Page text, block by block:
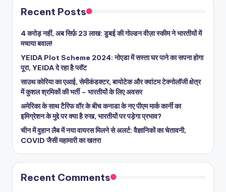
Recent Posts
4 करोड़ नहीं, अब सिर्फ़ 23 लाख: डुबई की गोल्डन वीज़ा स्कीम ने भारतीयों में
मचाया बवाल!
YEIDA Plot Scheme 2024: नोएडा में सस्ता घर पाने का सपना होगा
पूरा, YEIDA दे रहा है प्लॉट
साउथ कोरिया का एआई, सेमीकंडक्टर, बायोटेक और क्वांटम टेक्नोलॉजी क्षेत्र
में कुशल श्रमिकों की भर्ती – भारतीयों के लिए अवसर
अमेरिका के साथ टैरिफ वॉर के बीच कनाडा के नए पीएम मार्क कार्नी का
इमिग्रेशन के मुद्दे पर क्या है रुख, भारतीयों पर पड़ेगा प्रभाव?
चीन में वुहान लैब में नया वायरस मिलने से अलर्ट: वैज्ञानिकों का चेतावनी,
COVID जैसी महामारी का खतरा
Recent Comments